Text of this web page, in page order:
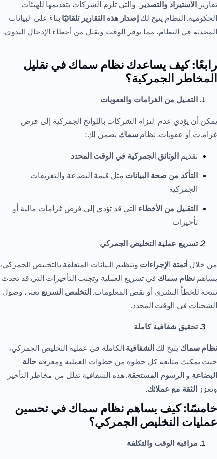
تقارير الاستيراد والتصدير، والتي تلزم الشركات بتقديمها للهيئات
الحكومية. النظام يتيح لك إصدار هذه التقارير تلقائيًا بناءً على البيانات
المحدثة في النظام، مما يوفر الوقت ويقلل من أخطاء الإدخال اليدوي.
رابعًا: كيف يساعدك نظام سماك في تقليل
المخاطر الجمركية؟
التقليل من الغرامات والعقوبات
يمكن أن يؤدي عدم التزام الشركات باللوائح الجمركية إلى فرض
غرامات أو عقوبات. نظام سماك يضمن لك:
تقديم الوثائق الجمركية في الوقت المحدد
التأكد من صحة البيانات مثل قيمة البضاعة والتعريفات
الجمركية
التقليل من الأخطاء التي قد تؤدي إلى فرض غرامات مالية أو
تأخيرات
تسريع عملية التخليص الجمركي
من خلال أتمتة الإجراءات وتنظيم البيانات المتعلقة بالتخليص الجمركي،
يساهم نظام سماك في تسريع العملية وتجنب التأخيرات التي قد تحدث
نتيجة للخطأ البشري أو نقص المعلومات.التخليص السريع يعني وصول
الشحنات في الوقت المحدد.
تحقيق شفافية كاملة
نظام سماك يتيح لك الشفافية الكاملة في عملية التخليص الجمركي،
حيث يمكنك متابعة كل خطوة من خطوات العملية ومعرفة حالة
البضاعة و الرسوم المستحقة. هذه الشفافية تقلل من مخاطر التأخير
وتعزز الثقة مع عملائك.
خامسًا: كيف يساهم نظام سماك في تحسين
عمليات التخليص الجمركي؟
مراقبة الوقت والتكلفة